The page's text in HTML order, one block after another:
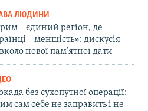
ЛЮДИНИ
– єдиний регіон, де
– меншість»: дискусія
нової пам'ятної дати
без сухопутної операції:
сам себе не заправить і не